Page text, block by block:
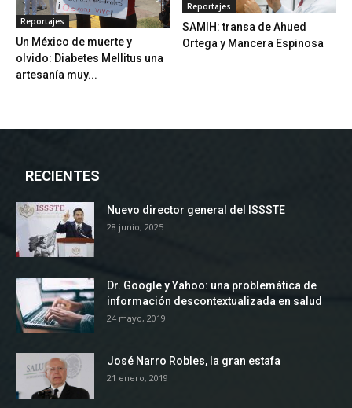
Reportajes
Un México de muerte y
olvido: Diabetes Mellitus una
artesanía muy...
Reportajes
SAMIH: transa de Ahued
Ortega y Mancera Espinosa
RECIENTES
Nuevo director general del ISSSTE
28 junio, 2025
Dr. Google y Yahoo: una problemática de
información descontextualizada en salud
24 mayo, 2019
José Narro Robles, la gran estafa
21 enero, 2019